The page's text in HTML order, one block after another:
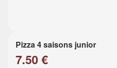
Pizza 4 saisons junior
7.50 €